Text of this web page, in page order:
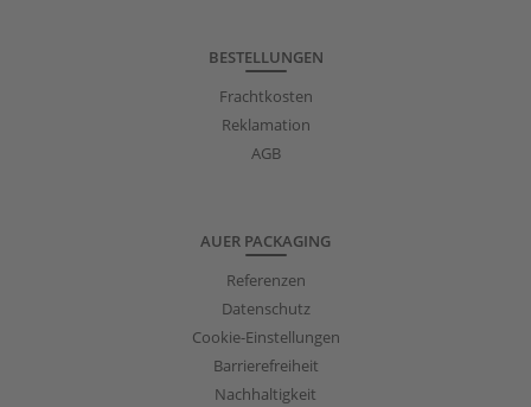
BESTELLUNGEN
Frachtkosten
Reklamation
AGB
AUER PACKAGING
Referenzen
Datenschutz
Cookie-Einstellungen
Barrierefreiheit
Nachhaltigkeit